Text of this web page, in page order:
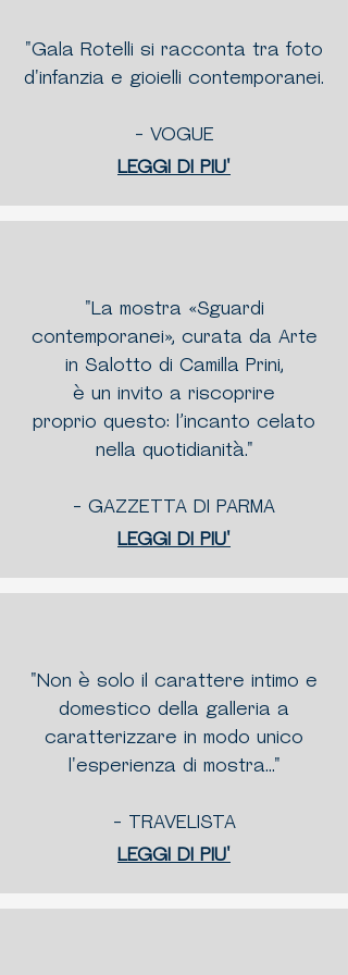
"Gala Rotelli si racconta tra foto
d'infanzia e gioielli contemporanei.
- VOGUE
LEGGI DI PIU'
"La mostra «Sguardi
contemporanei», curata da Arte
in Salotto di Camilla Prini,
è un invito a riscoprire
proprio questo: l’incanto celato
nella quotidianità."
- GAZZETTA DI PARMA
LEGGI DI PIU'
"Non è solo il carattere intimo e
domestico della galleria a
caratterizzare in modo unico
l'esperienza di mostra..."
- TRAVELISTA
LEGGI DI PIU'